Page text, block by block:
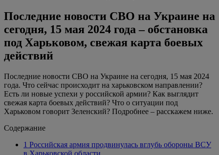
Последние новости СВО на Украине на
сегодня, 15 мая 2024 года – обстановка
под Харьковом, свежая карта боевых
действий
Последние новости СВО на Украине на сегодня, 15 мая 2024
года. Что сейчас происходит на харьковском направлении?
Есть ли новые успехи у российской армии? Как выглядит
свежая карта боевых действий? Что о ситуации под
Харьковом говорит Зеленский? Подробнее – расскажем ниже.
Содержание
1 Российская армия продвинулась вглубь обороны ВСУ
в Харьковской области